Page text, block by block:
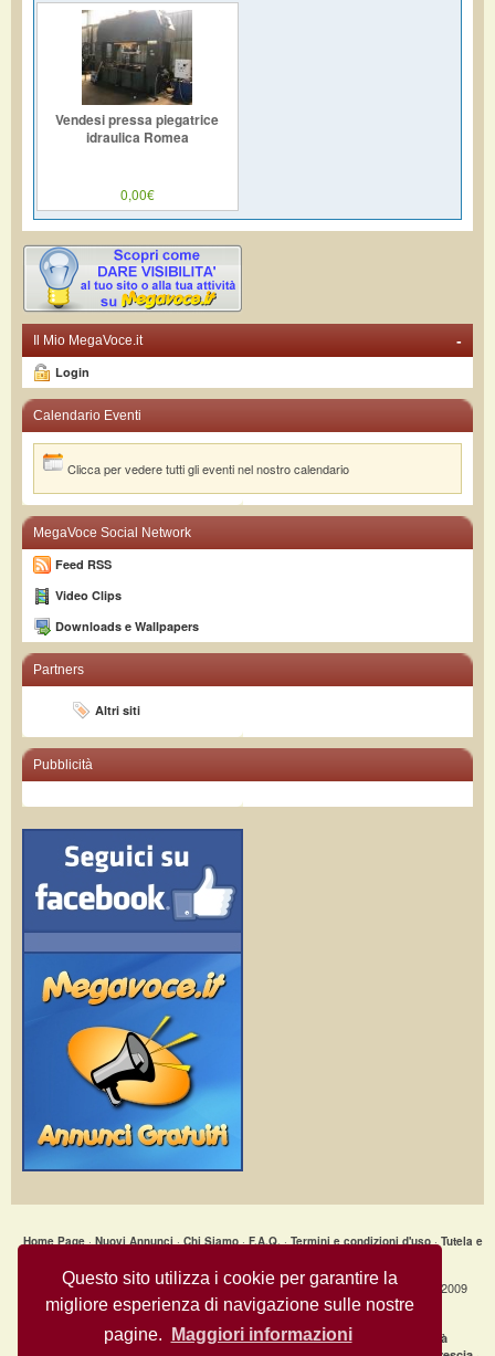
Questo sito utilizza i cookie per garantire la
migliore esperienza di navigazione sulle nostre
pagine.
Maggiori informazioni
Vendesi pressa piegatrice
idraulica Romea
0,00€
-
Il Mio MegaVoce.it
Login
Calendario Eventi
Clicca per vedere tutti gli eventi nel nostro calendario
MegaVoce Social Network
Feed RSS
Video Clips
Downloads e Wallpapers
Partners
Altri siti
Pubblicità
Home Page·Nuovi Annunci·Chi Siamo·F.A.Q.·Termini e condizioni d'uso·Tutela e
Annunci Gratuiti » STOCK FERRAMENTA E GIARDINAGGIO © Copyright 2009
MegaVoce.it- All Rights Reserved.
Annunci recenti per città|clicca qui per la lista completa delle città